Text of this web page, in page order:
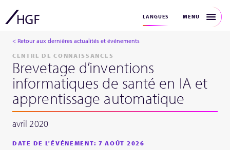
LANGUES MENU
< Retour aux dernières actualités et événements
CENTRE DE CONNAISSANCES
Brevetage d’inventions
informatiques de santé en IA et
apprentissage automatique
avril 2020
DATE DE L'ÉVÉNEMENT: 7 AOÛT 2026